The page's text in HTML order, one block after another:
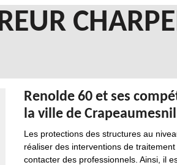
Renolde 60 et ses
la ville de
Les protections des structures au
réaliser des interventions de
contacter des professionnels. Ainsi, il